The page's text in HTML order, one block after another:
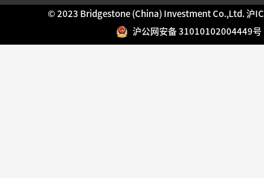
© 2023 Bridgestone (China) Investment Co.,Ltd.沪
沪公网安备 31010102004449号